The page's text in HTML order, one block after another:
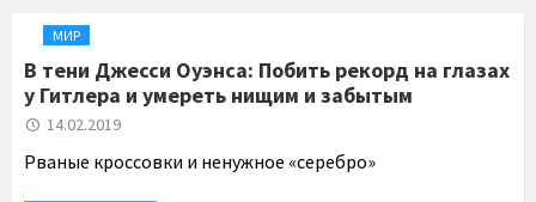
МИР
В тени Джесси Оуэнса: Побить рекорд на глазах
у Гитлера и умереть нищим и забытым
14.02.2019
Рваные кроссовки и ненужное «серебро»